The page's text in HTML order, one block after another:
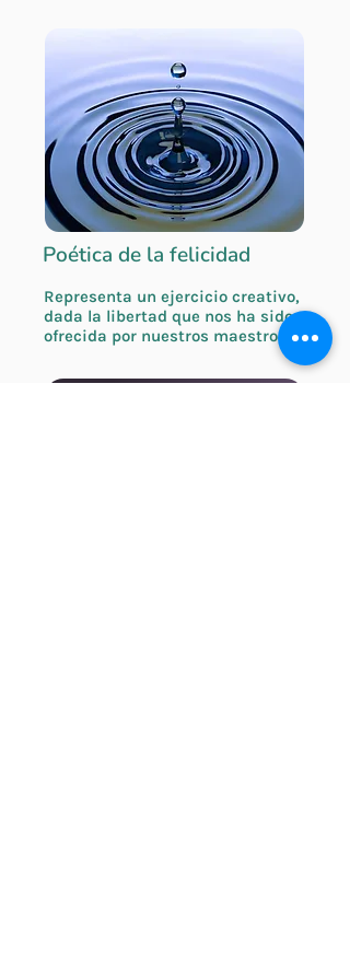
Poética de la felicidad
Representa un ejercicio creativo,
dada la libertad que nos ha sido
ofrecida por nuestros maestros